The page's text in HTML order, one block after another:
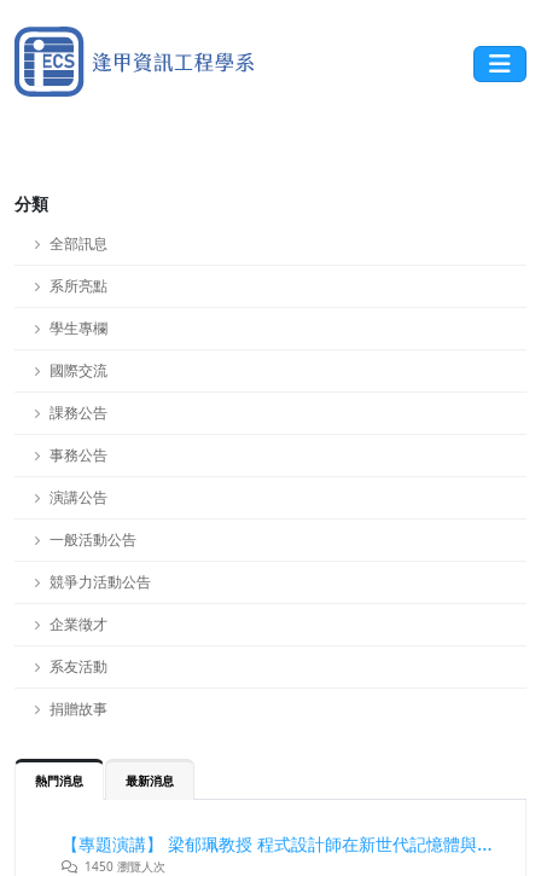
分類
全部訊息
系所亮點
學生專欄
國際交流
課務公告
事務公告
演講公告
一般活動公告
競爭力活動公告
企業徵才
系友活動
捐贈故事
熱門消息 最新消息
【專題演講】 梁郁珮教授 程式設計師在新世代記憶體與儲存系統中的角色與挑戰
1450 瀏覽人次